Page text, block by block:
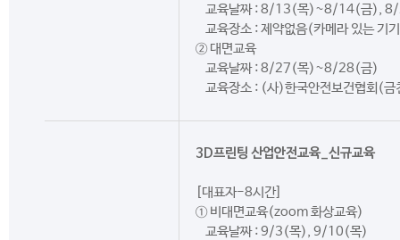
교육날짜 : 8/13(목)~8/14(금),
교육장소 : 제약없음(카메라 있는 기
② 대면교육
교육날짜 : 8/27(목)~8/28(금)
교육장소 : (사)한국안전보건협회(금
3D프린팅 산업안전교육_신규교육
[대표자-8시간]
① 비대면교육(zoom 화상교육)
교육날짜 : 9/3(목), 9/10(목)